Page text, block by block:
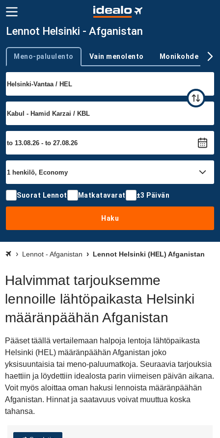
Lennot Helsinki - Afganistan
Trip type
Meno-paluulento Vain menolento Monikohde
Suorat Lennot Matkatavarat ±3 Päivän
Haku
Lennot - Afganistan Lennot Helsinki (HEL) Afganistan
Halvimmat tarjouksemme
lennoille lähtöpaikasta Helsinki
määränpäähän Afganistan
Pääset täällä vertailemaan halpoja lentoja lähtöpaikasta
Helsinki (HEL) määränpäähän Afganistan joko
yksisuuntaisia tai meno-paluumatkoja. Seuraavia tarjouksia
haettiin ja löydettiin idealosta parin viimeisen päivän aikana.
Voit myös aloittaa oman hakusi lennoista määränpäähän
Afganistan. Hinnat ja saatavuus voivat muuttua koska
tahansa.